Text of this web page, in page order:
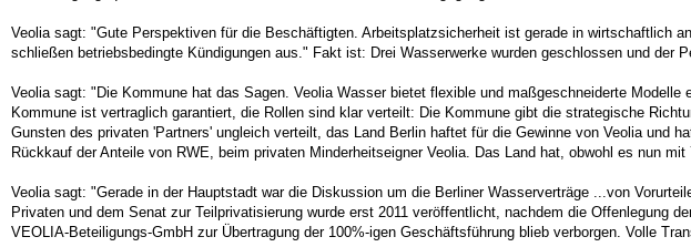
Veolia sagt: "Gute Perspektiven für die Beschäftigten. Arbeitsplatzsicherheit ist gerade in wirtschaftlich
schließen betriebsbedingte Kündigungen aus." Fakt ist: Drei Wasserwerke wurden geschlossen und
Veolia sagt: "Die Kommune hat das Sagen. Veolia Wasser bietet flexible und maßgeschneiderte
Kommune ist vertraglich garantiert, die Rollen sind klar verteilt: Die Kommune gibt die strategische
Gunsten des privaten 'Partners' ungleich verteilt, das Land Berlin haftet für die Gewinne von Veolia und
Rückkauf der Anteile von RWE, beim privaten Minderheitseigner Veolia. Das Land hat, obwohl es nun
Veolia sagt: "Gerade in der Hauptstadt war die Diskussion um die Berliner Wasserverträge ...von
Privaten und dem Senat zur Teilprivatisierung wurde erst 2011 veröffentlicht, nachdem die Offenlegung
VEOLIA-Beteiligungs-GmbH zur Übertragung der 100%-igen Geschäftsführung blieb verborgen. Volle